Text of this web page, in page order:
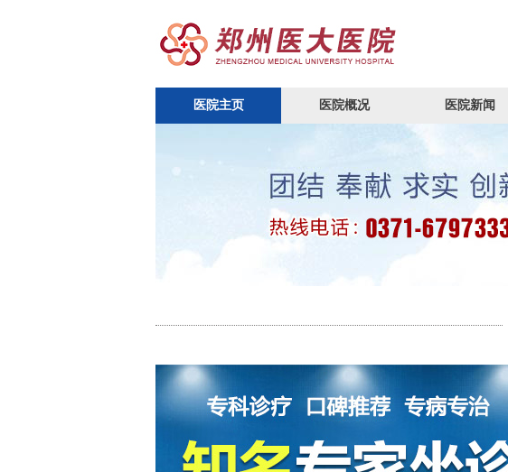
医院主页 医院概况 医院新闻